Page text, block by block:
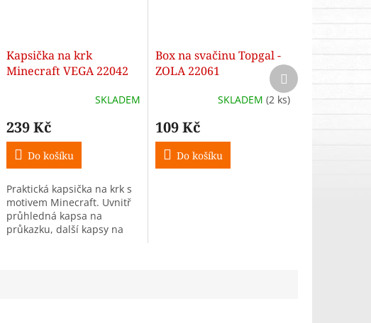
Kapsička na krk
Minecraft VEGA 22042
SKLADEM
239 Kč
Do košíku
Praktická kapsička na krk s
motivem Minecraft. Uvnitř
průhledná kapsa na
průkazku, další kapsy na
Box na svačinu Topgal -
ZOLA 22061
SKLADEM (2 ks)
109 Kč
Do košíku
Další
produkt